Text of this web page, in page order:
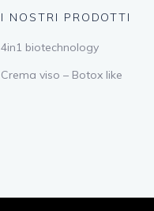
I NOSTRI PRODOTTI
4in1 biotechnology
Crema viso – Botox like